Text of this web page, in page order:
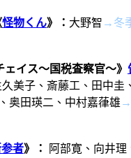
怪物くん》： 大野智 →冬
イス～国税査察官～》
久美子、斎藤工、田中圭
奥田瑛二、 中村嘉葎雄 →
者》：
阿部寛、向井